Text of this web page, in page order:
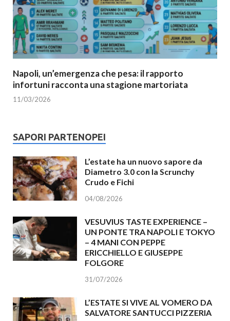
Napoli, un’emergenza che pesa: il rapporto
infortuni racconta una stagione martoriata
11/03/2026
SAPORI PARTENOPEI
L’estate ha un nuovo sapore da
Diametro 3.0 con la Scrunchy
Crudo e Fichi
04/08/2026
VESUVIUS TASTE EXPERIENCE –
UN PONTE TRA NAPOLI E TOKYO
– 4 MANI CON PEPPE
ERICCHIELLO E GIUSEPPE
FOLGORE
31/07/2026
L’ESTATE SI VIVE AL VOMERO DA
SALVATORE SANTUCCI PIZZERIA